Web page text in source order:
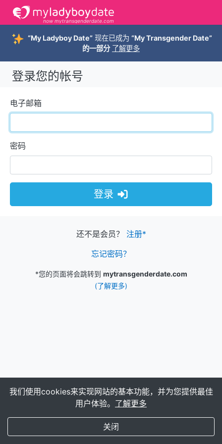
now mytransgenderdate.com
“My Ladyboy Date”现在已成为 “My Transgender Date”
的一部分 了解更多
登录您的帐号
电子邮箱
密码
登录
还不是会员？ 注册*
忘记密码？
*您的页面将会跳转到 mytransgenderdate.com
(了解更多)
我们使用cookies来实现网站的基本功能，并为您提供最佳
用户体验。 了解更多
关闭
(588)